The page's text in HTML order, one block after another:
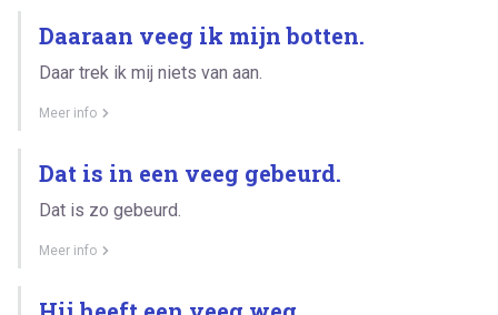
Daaraan veeg ik mijn botten.
Daar trek ik mij niets van aan.
Meer info
Dat is in een veeg gebeurd.
Dat is zo gebeurd.
Meer info